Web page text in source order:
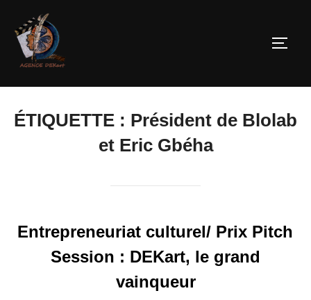
ÉTIQUETTE : Président de Blolab
et Eric Gbéha
Entrepreneuriat culturel/ Prix Pitch
Session : DEKart, le grand
vainqueur